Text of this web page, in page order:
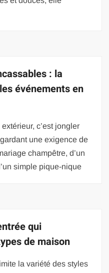
: la
événements en
c’est jongler
une exigence de
champêtre, d’un
simple pique-nique
qui
de maison
la variété des styles